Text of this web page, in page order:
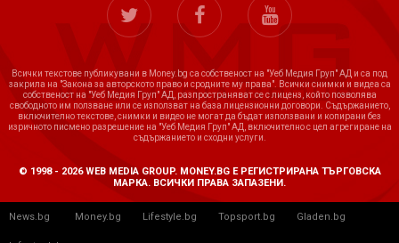
Всички текстове публикувани в Money.bg са собственост на "Уеб Медия Груп" АД и са под
закрила на "Закона за авторското право и сродните му права". Всички снимки и видеа са
собственост на "Уеб Медия Груп" АД, разпространяват се с лиценз, който позволява
свободното им ползване или се използват на база лицензионни договори. Съдържанието,
включително текстове, снимки и видео не могат да бъдат използвани и копирани без
изричното писмено разрешение на "Уеб Медия Груп" АД, включително с цел агрегиране на
съдържанието и сходни услуги.
© 1998 - 2026 WEB MEDIA GROUP. MONEY.BG Е РЕГИСТРИРАНА ТЪРГОВСКА
МАРКА. ВСИЧКИ ПРАВА ЗАПАЗЕНИ.
News.bg Money.bg Lifestyle.bg Topsport.bg Gladen.bg